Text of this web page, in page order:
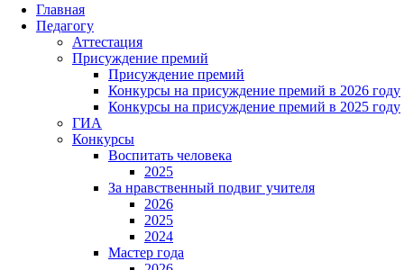
Главная
Педагогу
Аттестация
Присуждение премий
Присуждение премий
Конкурсы на присуждение премий в 2026 году
Конкурсы на присуждение премий в 2025 году
ГИА
Конкурсы
Воспитать человека
2025
За нравственный подвиг учителя
2026
2025
2024
Мастер года